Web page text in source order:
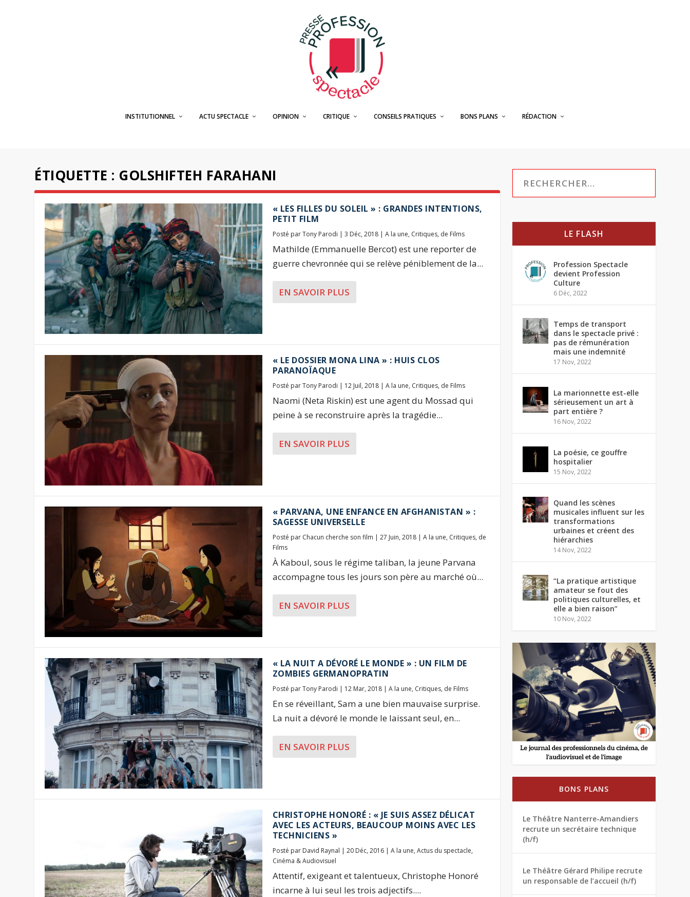
INSTITUTIONNEL ACTU SPECTACLE OPINION CRITIQUE CONSEILS PRATIQUES BONS PLANS RÉDACTION
ÉTIQUETTE : GOLSHIFTEH FARAHANI
« LES FILLES DU SOLEIL » : GRANDES INTENTIONS,
PETIT FILM
Posté parTony Parodi | 3 Déc, 2018| A la une, Critiques, de Films
Mathilde (Emmanuelle Bercot) est une reporter de
guerre chevronnée qui se relève péniblement de la...
EN SAVOIR PLUS
« LE DOSSIER MONA LINA » : HUIS CLOS
PARANOÏAQUE
Posté parTony Parodi | 12 Juil, 2018| A la une, Critiques, de Films
Naomi (Neta Riskin) est une agent du Mossad qui
peine à se reconstruire après la tragédie...
EN SAVOIR PLUS
« PARVANA, UNE ENFANCE EN AFGHANISTAN » :
SAGESSE UNIVERSELLE
Posté par Chacun cherche son film | 27 Juin, 2018| A la une, Critiques, de
Films
À Kaboul, sous le régime taliban, la jeune Parvana
accompagne tous les jours son père au marché où...
EN SAVOIR PLUS
« LA NUIT A DÉVORÉ LE MONDE » : UN FILM DE
ZOMBIES GERMANOPRATIN
Posté parTony Parodi | 12 Mar, 2018| A la une, Critiques, de Films
En se réveillant, Sam a une bien mauvaise surprise.
La nuit a dévoré le monde le laissant seul, en...
EN SAVOIR PLUS
CHRISTOPHE HONORÉ : « JE SUIS ASSEZ DÉLICAT
AVEC LES ACTEURS, BEAUCOUP MOINS AVEC LES
TECHNICIENS »
Posté par David Raynal | 20 Déc, 2016| A la une, Actus du spectacle,
Cinéma & Audiovisuel
Attentif, exigeant et talentueux, Christophe Honoré
incarne à lui seul les trois adjectifs....
LE FLASH
Profession Spectacle
devient Profession
Culture
6 Déc, 2022
Temps de transport
dans le spectacle privé :
pas de rémunération
mais une indemnité
17 Nov, 2022
La marionnette est-elle
sérieusement un art à
part entière ?
16 Nov, 2022
La poésie, ce gouffre
hospitalier
15 Nov, 2022
Quand les scènes
musicales influent sur les
transformations
urbaines et créent des
hiérarchies
14 Nov, 2022
“La pratique artistique
amateur se fout des
politiques culturelles, et
elle a bien raison”
10 Nov, 2022
BONS PLANS
Le Théâtre Nanterre-Amandiers
recrute un secrétaire technique
(h/f)
Le Théâtre Gérard Philipe recrute
un responsable de l’accueil (h/f)